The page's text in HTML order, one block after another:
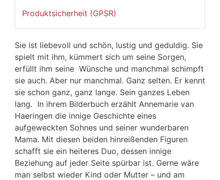
Produktsicherheit (GPSR)
Sie ist liebevoll und schön, lustig und geduldig. Sie
spielt mit ihm, kümmert sich um seine Sorgen,
erfüllt ihm seine Wünsche und manchmal schimpft
sie auch. Aber nur manchmal. Ganz selten. Er kennt
sie schon ganz, ganz lange. Sein ganzes Leben
lang. In ihrem Bilderbuch erzählt Annemarie van
Haeringen die innige Geschichte eines
aufgeweckten Sohnes und seiner wunderbaren
Mama. Mit diesen beiden hinreißenden Figuren
schafft sie ein heiteres Duo, dessen innige
Beziehung auf jeder Seite spürbar ist. Gerne wäre
man selbst wieder Kind oder Mutter – und am